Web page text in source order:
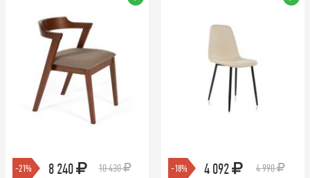
-21% 8 240 10 430 -18% 4 092 4 990